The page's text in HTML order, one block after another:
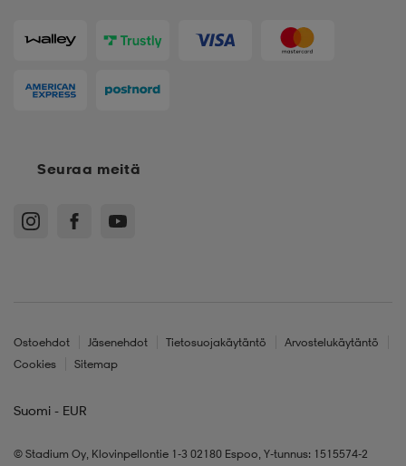
Seuraa meitä
Ostoehdot Jäsenehdot Tietosuojakäytäntö
Arvostelukäytäntö
Cookies
Sitemap
Suomi - EUR
© Stadium Oy, Klovinpellontie 1-3 02180 Espoo, Y-tunnus: 1515574-2